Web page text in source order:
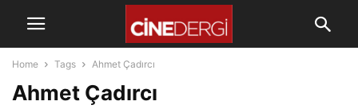
Home Tags Ahmet Çadırcı
Ahmet Çadırcı